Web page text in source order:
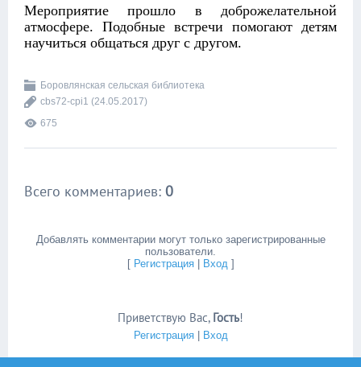
Мероприятие прошло в доброжелательной
атмосфере. Подобные встречи помогают детям
научиться общаться друг с другом.
Боровлянская сельская библиотека
cbs72-cpi1 (24.05.2017)
675
Всего комментариев: 0
Добавлять комментарии могут только зарегистрированные
пользователи.
[ Регистрация| Вход]
Приветствую Вас, Гость!
Регистрация| Вход